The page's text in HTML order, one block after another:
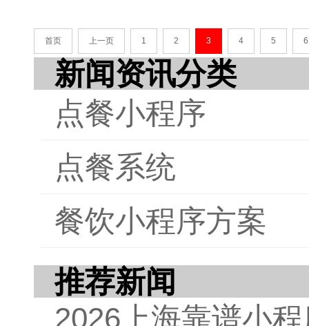
待
实
念
级
首页 上一页 1 2 3 4 5 6
新闻资讯分类
点餐小程序
点餐系统
餐饮小程序方案
推荐新闻
2026上海靠谱小